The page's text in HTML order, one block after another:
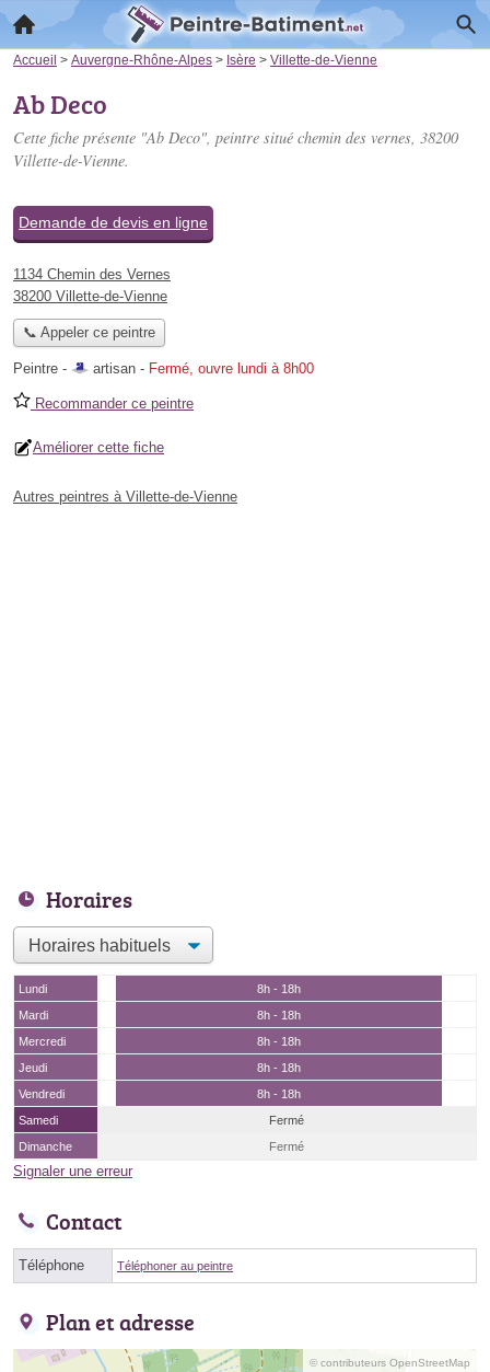
Accueil > Auvergne-Rhône-Alpes > Isère > Villette-de-Vienne
Ab Deco
Cette fiche présente "Ab Deco", peintre situé chemin des vernes, 38200
Villette-de-Vienne.
Demande de devis en ligne
1134 Chemin des Vernes
38200 Villette-de-Vienne
📞 Appeler ce peintre
Peintre - artisan - Fermé, ouvre lundi à 8h00
Recommander ce peintre
Améliorer cette fiche
Autres peintres à Villette-de-Vienne
Horaires
Lundi
8h - 18h
Mardi
8h - 18h
Mercredi
8h - 18h
Jeudi
8h - 18h
Vendredi
8h - 18h
Samedi
Fermé
Dimanche
Fermé
Signaler une erreur
Contact
Téléphone Téléphoner au peintre
Plan et adresse
© contributeurs OpenStreetMap